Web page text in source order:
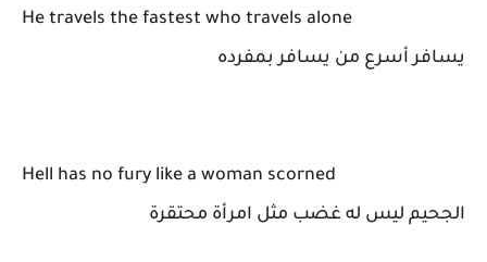
He travels the fastest who travels alone
يسافر أسرع من يسافر بمفرده
Hell has no fury like a woman scorned
الجحيم ليس له غضب مثل امرأة محتقرة